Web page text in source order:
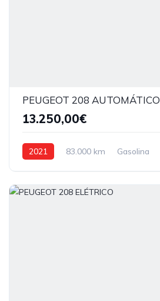
PEUGEOT 208 AUTOMÁTICO
13.250,00€
2021 83.000 km Gasolina